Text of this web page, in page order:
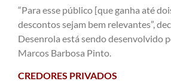
“Para esse público [que ganha até
descontos sejam bem relevantes”,
Desenrola está sendo desenvolvido
Marcos Barbosa Pinto.
CREDORES PRIVADOS